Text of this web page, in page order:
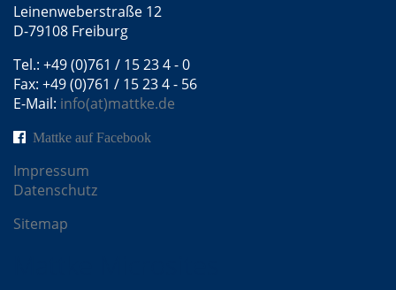
Leinenweberstraße 12
D-79108 Freiburg
Tel.: +49 (0)761 / 15 23 4 - 0
Fax: +49 (0)761 / 15 23 4 - 56
E-Mail: info(at)mattke.de
Mattke auf Facebook
Impressum
Datenschutz
Sitemap